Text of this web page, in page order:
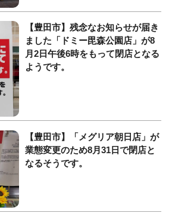
【豊田市】残念なお知らせが届き
ました「ドミー毘森公園店」が8
月2日午後6時をもって閉店となる
ようです。
【豊田市】「メグリア朝日店」が
業態変更のため8月31日で閉店と
なるそうです。